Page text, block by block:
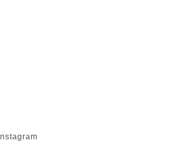
Instagram